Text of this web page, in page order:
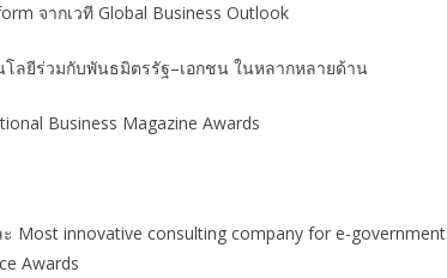
จากเวที Global Business Outlook
ลยีร่วมกับพันธมิตรรัฐ–เอกชน ในหลากหลายด้าน
Business Magazine Awards
Most innovative consulting company for e-government
Awards